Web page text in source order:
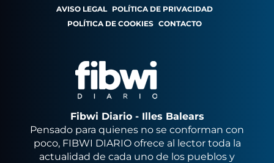
AVISO LEGAL POLÍTICA DE PRIVACIDAD
POLÍTICA DE COOKIES CONTACTO
Fibwi Diario - Illes Balears
Pensado para quienes no se conforman con
poco, FIBWI DIARIO ofrece al lector toda la
actualidad de cada uno de los pueblos y